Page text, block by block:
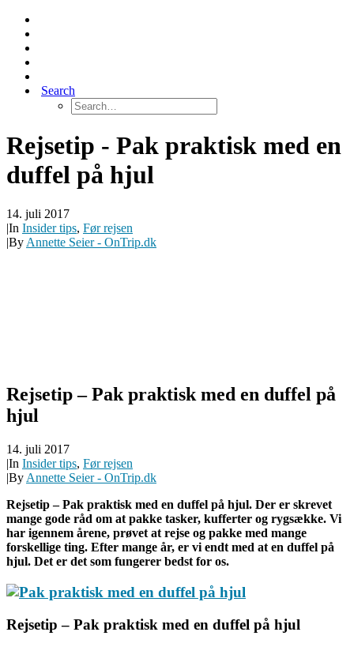
Search
Rejsetip - Pak praktisk med en
duffel på hjul
14. juli 2017
|In Insider tips, Før rejsen
|By Annette Seier - OnTrip.dk
Rejsetip – Pak praktisk med en duffel på
hjul
14. juli 2017
|In Insider tips, Før rejsen
|By Annette Seier - OnTrip.dk
Rejsetip – Pak praktisk med en duffel på hjul. Der er skrevet
mange gode råd om at pakke tasker, kufferter og rygsække. Vi
har igennem årene, prøvet at rejse og pakke med mange
forskellige ting. Efter mange år, er vi endt med at en duffel på
hjul. Det er det som fungerer bedst for os.
Rejsetip – Pak praktisk med en duffel på hjul